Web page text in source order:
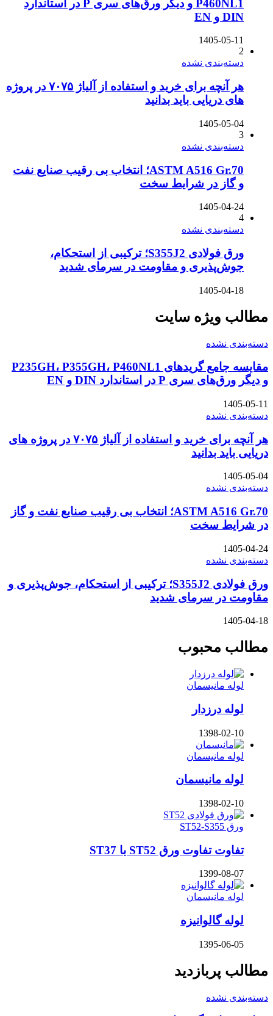
P460NL1 و دیگر ورق‌های سری P در استاندارد
DIN و EN
1405-05-11
2
دسته‌بندی نشده
هر آنچه برای خرید و استفاده از آلیاژ ۷۰۷۵ در پروژه
های دریایی باید بدانید
1405-05-04
3
دسته‌بندی نشده
ASTM A516 Gr.70؛ انتخاب بی رقیب صنایع نفت
و گاز در شرایط سخت
1405-04-24
4
دسته‌بندی نشده
ورق فولادی S355J2؛ ترکیبی از استحکام،
جوش‌پذیری و مقاومت در سرمای شدید
1405-04-18
مطالب ویژه سایت
دسته‌بندی نشده
مقایسه جامع گریدهای P235GH، P355GH، P460NL1
و دیگر ورق‌های سری P در استاندارد DIN و EN
1405-05-11
دسته‌بندی نشده
هر آنچه برای خرید و استفاده از آلیاژ ۷۰۷۵ در پروژه های
دریایی باید بدانید
1405-05-04
دسته‌بندی نشده
ASTM A516 Gr.70؛ انتخاب بی رقیب صنایع نفت و گاز
در شرایط سخت
1405-04-24
دسته‌بندی نشده
ورق فولادی S355J2؛ ترکیبی از استحکام، جوش‌پذیری و
مقاومت در سرمای شدید
1405-04-18
مطالب محبوب
لوله مانیسمان
لوله درزدار
1398-02-10
لوله مانیسمان
لوله مانیسمان
1398-02-10
ورق ST52-S355
تفاوت تفاوت ورق ST52 با ST37
1399-08-07
لوله مانیسمان
لوله گالوانیزه
1395-06-05
مطالب پربازدید
دسته‌بندی نشده